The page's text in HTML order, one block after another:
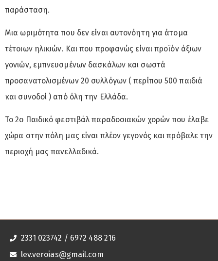
παράσταση.
Μια ωριμότητα που δεν είναι αυτονόητη για άτομα
τέτοιων ηλικιών. Και που προφανώς είναι προϊόν άξιων
γονιών, εμπνευσμένων δασκάλων και σωστά
προσανατολισμένων 20 συλλόγων ( περίπου 500 παιδιά
και συνοδοί ) από όλη την Ελλάδα.
Το 2ο Παιδικό φεστιβάλ παραδοσιακών χορών που έλαβε
χώρα στην πόλη μας είναι πλέον γεγονός και πρόβαλε την
περιοχή μας πανελλαδικά.
2331 023742 / 6972 488 216
lev.veroias@gmail.com